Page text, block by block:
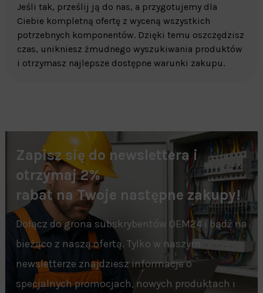
Jeśli tak, prześlij ją do nas, a przygotujemy dla
Ciebie kompletną ofertę z wyceną wszystkich
potrzebnych komponentów. Dzięki temu oszczędzisz
czas, unikniesz żmudnego wyszukiwania produktów
i otrzymasz najlepsze dostępne warunki zakupu.
Zapisz się do newslettera i
otrzymaj 2%
rabat na Twoje następne zakupy!
Dołącz do grona subskrybentów OEM24 i bądź na
bieżąco z naszą ofertą. Tylko w naszym
newsletterze znajdziesz informacje o
specjalnych promocjach, nowych produktach i